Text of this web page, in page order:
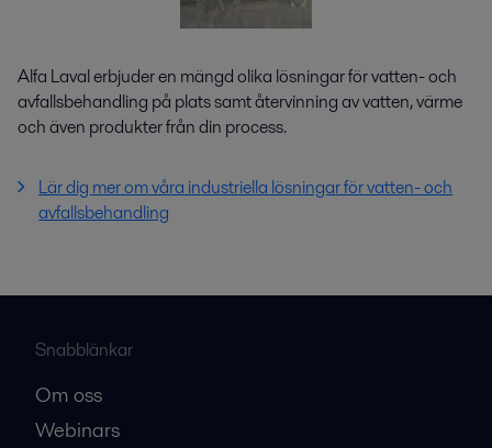
Alfa Laval erbjuder en mängd olika lösningar för vatten- och
avfallsbehandling på plats samt återvinning av vatten, värme
och även produkter från din process.
Lär dig mer om våra industriella lösningar för vatten- och
avfallsbehandling
Snabblänkar
Om oss
Webinars